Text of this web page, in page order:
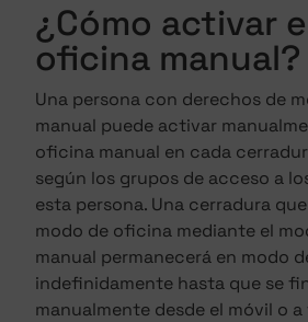
¿Cómo activar
oficina manual?
Una persona con derechos de
manual puede activar
oficina manual en cada
según los grupos de acceso a
esta persona. Una cerradura
modo de oficina mediante el
manual permanecerá en modo
indefinidamente hasta que se
manualmente desde el móvil o